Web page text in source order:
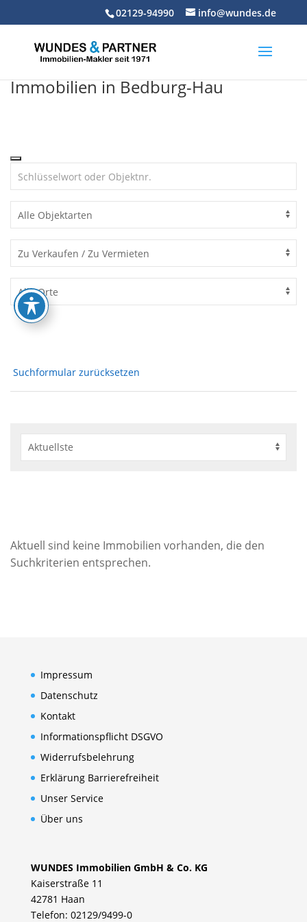
02129-94990 info@wundes.de
Immobilien in Bedburg-Hau
Suchformular zurücksetzen
Aktuell sind keine Immobilien vorhanden, die den
Suchkriterien entsprechen.
Impressum
Datenschutz
Kontakt
Informationspflicht DSGVO
Widerrufsbelehrung
Erklärung Barrierefreiheit
Unser Service
Über uns
WUNDES Immobilien GmbH & Co. KG
Kaiserstraße 11
42781 Haan
Telefon: 02129/9499-0